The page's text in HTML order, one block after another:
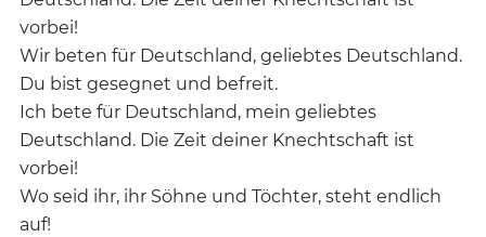
vorbei!
Wir beten für Deutschland, geliebtes Deutschland.
Du bist gesegnet und befreit.
Ich bete für Deutschland, mein geliebtes
Deutschland. Die Zeit deiner Knechtschaft ist
vorbei!
Wo seid ihr, ihr Söhne und Töchter, steht endlich
auf!